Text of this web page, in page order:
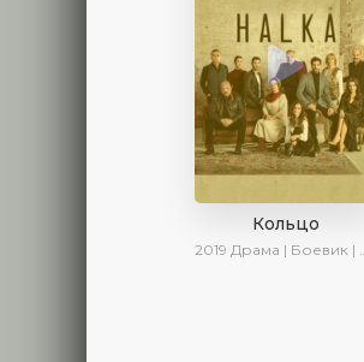
Кольцо
2019 Драма | Боевик | Криминал